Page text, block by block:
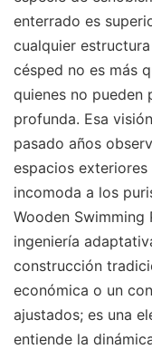
enterrado es
cualquier
césped no es más
quienes no pueden
profunda. Esa
pasado años
espacios
incomoda a los
Wooden
ingeniería
construcción
económica o un
ajustados; es una
entiende la